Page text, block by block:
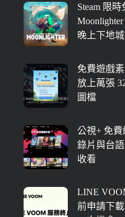
Steam 限時
晚上下地
免費遊戲
放上萬張
圖檔
公視+ 免
錄片與台
收看
LINE
前申請下